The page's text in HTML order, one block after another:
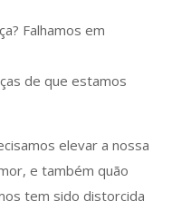
Falhamos em
de que estamos
elevar a nossa
e também quão
tem sido distorcida